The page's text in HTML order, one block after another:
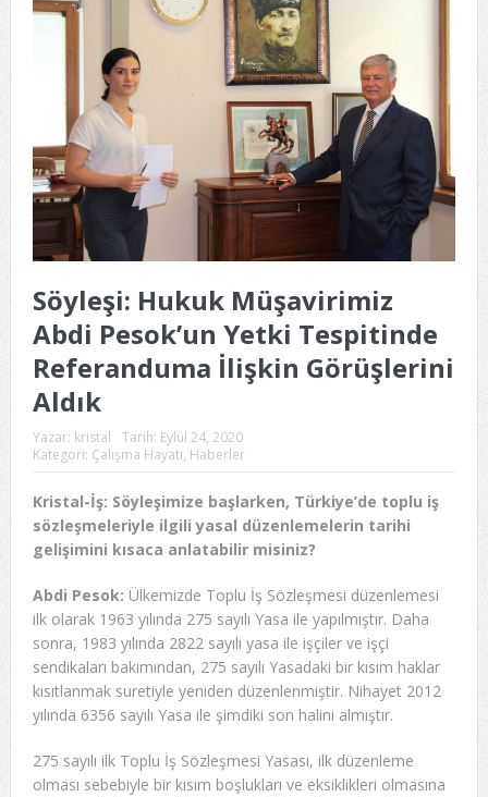
Söyleşi: Hukuk Müşavirimiz
Abdi Pesok’un Yetki Tespitinde
Referanduma İlişkin Görüşlerini
Aldık
Yazar: kristal Tarih: Eylül 24, 2020
Kategori: Çalışma Hayatı, Haberler
Kristal-İş: Söyleşimize başlarken, Türkiye’de toplu iş
sözleşmeleriyle ilgili yasal düzenlemelerin tarihi
gelişimini kısaca anlatabilir misiniz?
Abdi Pesok: Ülkemizde Toplu İş Sözleşmesi düzenlemesi
ilk olarak 1963 yılında 275 sayılı Yasa ile yapılmıştır. Daha
sonra, 1983 yılında 2822 sayılı yasa ile işçiler ve işçi
sendikaları bakımından, 275 sayılı Yasadaki bir kısım haklar
kısıtlanmak suretiyle yeniden düzenlenmiştir. Nihayet 2012
yılında 6356 sayılı Yasa ile şimdiki son halini almıştır.
275 sayılı ilk Toplu İş Sözleşmesi Yasası, ilk düzenleme
olması sebebiyle bir kısım boşlukları ve eksiklikleri olmasına